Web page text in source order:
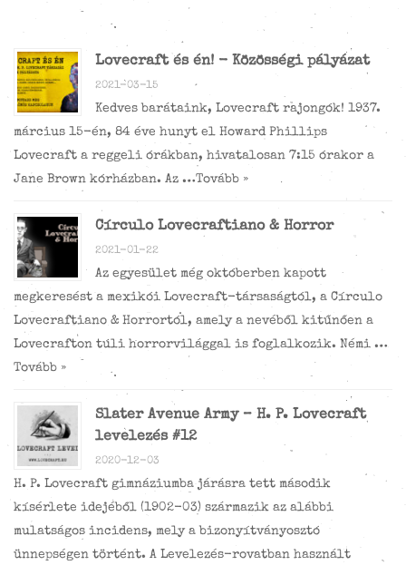
Lovecraft és én! - Közösségi pályázat
2021-03-15
Kedves barátaink, Lovecraft rajongók! 1937.
március 15-én, 84 éve hunyt el Howard Phillips
Lovecraft a reggeli órákban, hivatalosan 7:15 órakor a
Jane Brown kórházban. Az …Tovább »
Círculo Lovecraftiano & Horror
2021-01-22
Az egyesület még októberben kapott
megkeresést a mexikói Lovecraft-társaságtól, a Círculo
Lovecraftiano & Horrortól, amely a nevéből kitűnően a
Lovecrafton túli horrorvilággal is foglalkozik. Némi …
Tovább »
Slater Avenue Army – H. P. Lovecraft
levelezés #12
2020-12-03
H. P. Lovecraft gimnáziumba járásra tett második
kísérlete idejéből (1902-03) származik az alábbi
mulatságos incidens, mely a bizonyítványosztó
ünnepségen történt. A Levelezés-rovatban használt